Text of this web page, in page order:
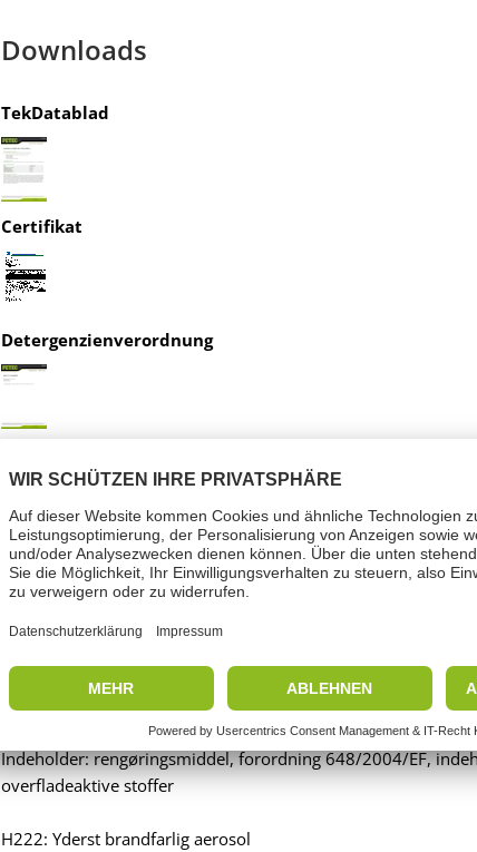
Downloads
TekDatablad
Certifikat
Detergenzienverordnung
Fareindikator
Signalord: Fare
Indeholder: rengøringsmiddel, forordning 648/2004/EF,
overfladeaktive stoffer
H222: Yderst brandfarlig aerosol